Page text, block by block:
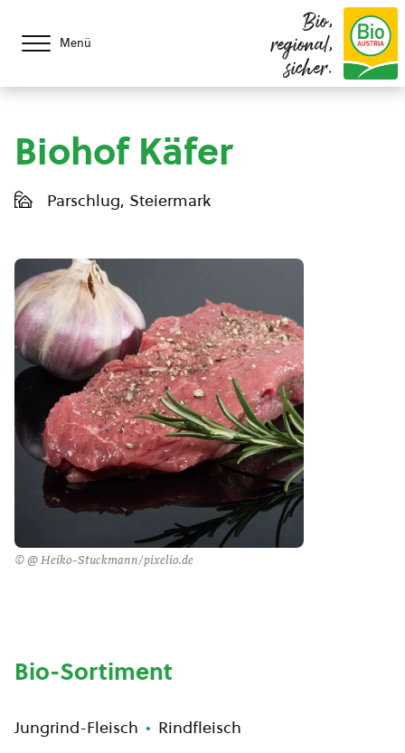
Menü
Bio,
regional,
sicher.
Biohof Käfer
Parschlug, Steiermark
© @ Heiko-Stuckmann/pixelio.de
Bio-Sortiment
Jungrind-Fleisch Rindfleisch